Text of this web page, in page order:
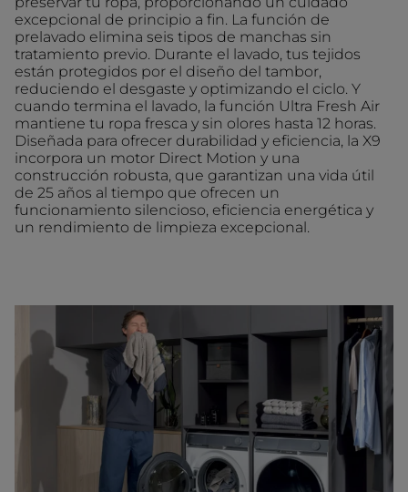
excepcional de principio a fin. La función de
prelavado elimina seis tipos de manchas sin
tratamiento previo. Durante el lavado, tus tejidos
están protegidos por el diseño del tambor,
reduciendo el desgaste y optimizando el ciclo. Y
cuando termina el lavado, la función Ultra Fresh Air
mantiene tu ropa fresca y sin olores hasta 12 horas.
Diseñada para ofrecer durabilidad y eficiencia, la X9
incorpora un motor Direct Motion y una
construcción robusta, que garantizan una vida útil
de 25 años al tiempo que ofrecen un
funcionamiento silencioso, eficiencia energética y
un rendimiento de limpieza excepcional.